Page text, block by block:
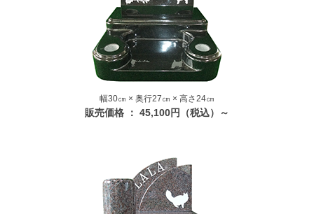
幅30㎝ × 奥行27㎝ × 高さ24㎝
販売価格 ： 45,100円（税込）～